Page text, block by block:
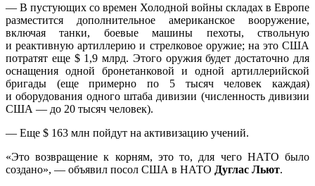
— В пустующих со времен Холодной войны складах в Европе
разместится дополнительное американское вооружение,
включая танки, боевые машины пехоты, ствольную
и реактивную артиллерию и стрелковое оружие; на это США
потратят еще $ 1,9 млрд. Этого оружия будет достаточно для
оснащения одной бронетанковой и одной артиллерийской
бригады (еще примерно по 5 тысяч человек каждая)
и оборудования одного штаба дивизии (численность дивизии
США — до 20 тысяч человек).
— Еще $ 163 млн пойдут на активизацию учений.
«Это возвращение к корням, это то, для чего НАТО было
создано», — объявил посол США в НАТО Дуглас Льют.